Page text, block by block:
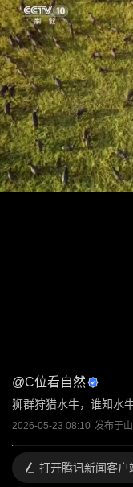
@C位看自然
狮群狩猎水牛，谁知水
2026-05-23 08:10 发布于
打开腾讯新闻客户